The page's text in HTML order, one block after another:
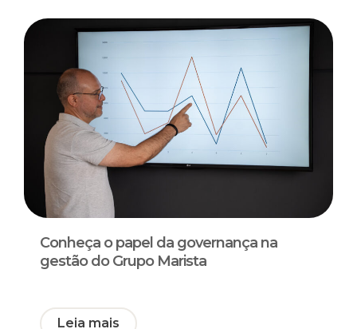
Conheça o papel da governança na
gestão do Grupo Marista
Leia mais